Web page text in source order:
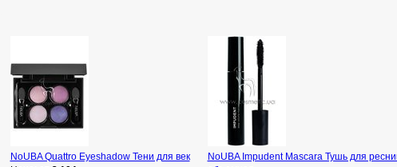
NoUBA Quattro Eyeshadow Тени для век
NoUBA Impudent Mascara Тушь для